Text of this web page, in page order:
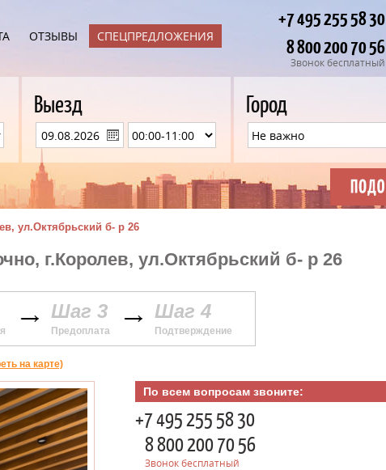
ОТЗЫВЫ СПЕЦПРЕДЛОЖЕНИЯ
+7 495 255 58 30
8 800 200 70 56
Звонок бесплатный
Выезд Город
ул.Октябрьский б- р 26
г.Королев, ул.Октябрьский б- р 26
Шаг 3
Предоплата
Шаг 4
Подтверждение
на карте)
По всем вопросам звоните:
+7 495 255 58 30
8 800 200 70 56
Звонок бесплатный